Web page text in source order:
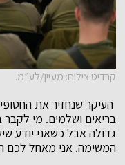
קרדיט צילום: מעיין/לע״מ.
העיקר שנחזיר את
בריאים ושלמים. מי לקבר
גדולה אבל כשאני יודע
המשימה. אני מאחל לכם